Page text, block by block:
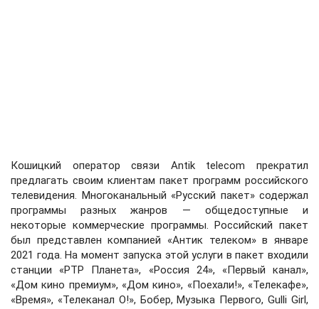
Кошицкий оператор связи Antik telecom прекратил
предлагать своим клиентам пакет программ российского
телевидения. Многоканальный «Русский пакет» содержал
программы разных жанров — общедоступные и
некоторые коммерческие программы. Российский пакет
был представлен компанией «Антик телеком» в январе
2021 года. На момент запуска этой услуги в пакет входили
станции «РТР Планета», «Россия 24», «Первый канал»,
«Дом кино премиум», «Дом кино», «Поехали!», «Телекафе»,
«Время», «Телеканал О!», Бобер, Музыка Первого, Gulli Girl,